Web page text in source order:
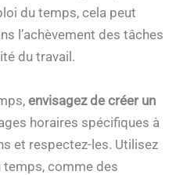
du temps, cela peut
l’achèvement des tâches
du travail.
envisagez de créer un
horaires spécifiques à
et respectez-les. Utilisez
comme des